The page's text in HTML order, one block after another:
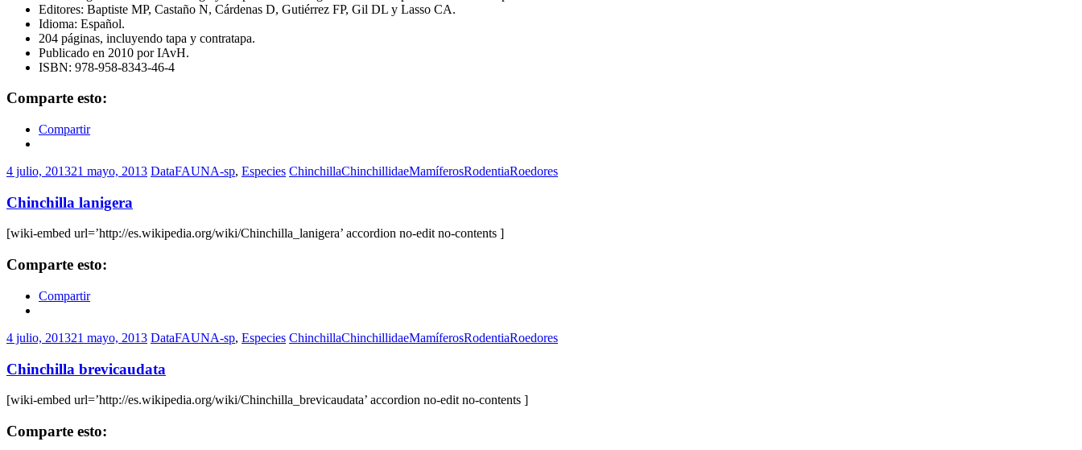
Editores: Baptiste MP, Castaño N, Cárdenas D, Gutiérrez FP, Gil DL y Lasso CA.
Idioma: Español.
204 páginas, incluyendo tapa y contratapa.
Publicado en 2010 por IAvH.
ISBN: 978-958-8343-46-4
Comparte esto:
Compartir
4 julio, 201321 mayo, 2013 DataFAUNA-sp, Especies ChinchillaChinchillidaeMamíferosRodentiaRoedores
Chinchilla lanigera
[wiki-embed url=’http://es.wikipedia.org/wiki/Chinchilla_lanigera’ accordion no-edit no-contents ]
Comparte esto:
Compartir
4 julio, 201321 mayo, 2013 DataFAUNA-sp, Especies ChinchillaChinchillidaeMamíferosRodentiaRoedores
Chinchilla brevicaudata
[wiki-embed url=’http://es.wikipedia.org/wiki/Chinchilla_brevicaudata’ accordion no-edit no-contents ]
Comparte esto: